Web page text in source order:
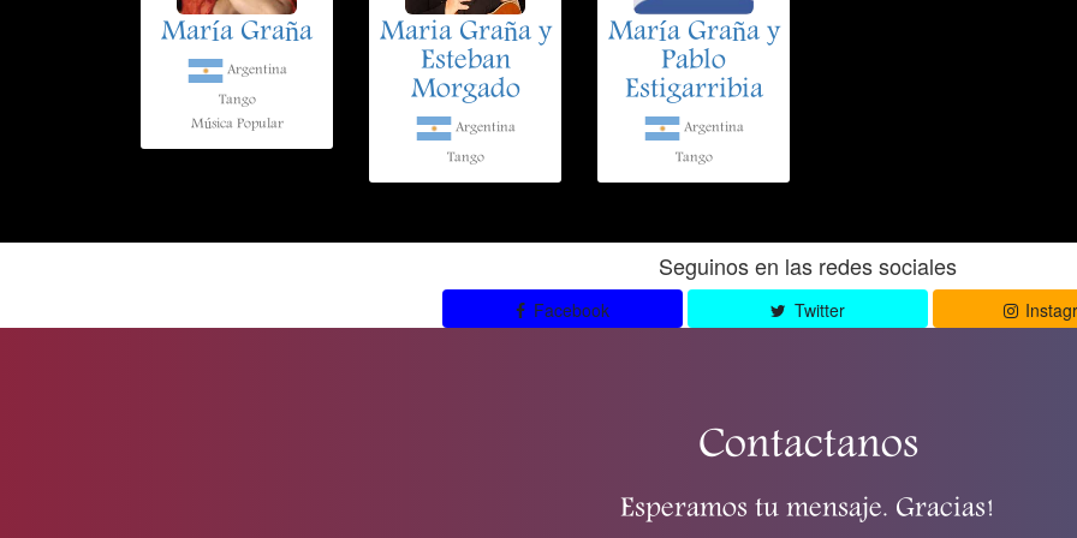
María Graña
Argentina
Tango
Música Popular
Maria Graña y
Esteban
Morgado
Argentina
Tango
María Graña y
Pablo
Estigarribia
Argentina
Tango
Seguinos en las redes sociales
Facebook Twitter
Contactanos
Esperamos tu mensaje. Gracias!